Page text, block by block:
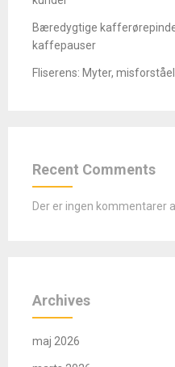
Bæredygtige
kaffepauser
Fliserens: Myter,
Recent Comments
Der er ingen kommentarer
Archives
maj 2026